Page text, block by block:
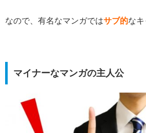
なので、有名なマンガではサブ的なキ
マイナーなマンガの主人公